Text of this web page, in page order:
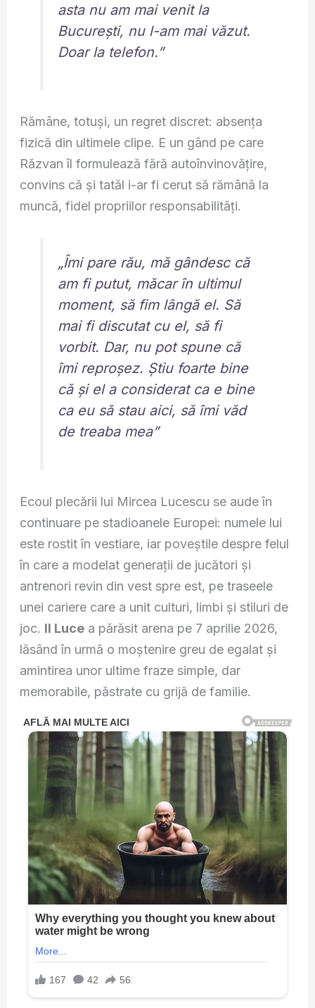
asta nu am mai venit la
București, nu l-am mai văzut.
Doar la telefon.”
Rămâne, totuși, un regret discret: absența
fizică din ultimele clipe. E un gând pe care
Răzvan îl formulează fără autoînvinovățire,
convins că și tatăl i-ar fi cerut să rămână la
muncă, fidel propriilor responsabilități.
„Îmi pare rău, mă gândesc că
am fi putut, măcar în ultimul
moment, să fim lângă el. Să
mai fi discutat cu el, să fi
vorbit. Dar, nu pot spune că
îmi reproșez. Știu foarte bine
că și el a considerat ca e bine
ca eu să stau aici, să îmi văd
de treaba mea”
Ecoul plecării lui Mircea Lucescu se aude în
continuare pe stadioanele Europei: numele lui
este rostit în vestiare, iar poveștile despre felul
în care a modelat generații de jucători și
antrenori revin din vest spre est, pe traseele
unei cariere care a unit culturi, limbi și stiluri de
joc. Il Lucea părăsit arena pe 7 aprilie 2026,
lăsând în urmă o moștenire greu de egalat și
amintirea unor ultime fraze simple, dar
memorabile, păstrate cu grijă de familie.